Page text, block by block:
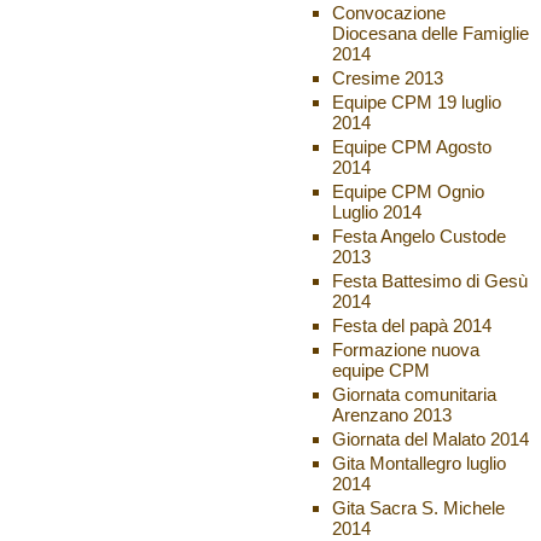
Convocazione
Diocesana delle Famiglie
2014
Cresime 2013
Equipe CPM 19 luglio
2014
Equipe CPM Agosto
2014
Equipe CPM Ognio
Luglio 2014
Festa Angelo Custode
2013
Festa Battesimo di Gesù
2014
Festa del papà 2014
Formazione nuova
equipe CPM
Giornata comunitaria
Arenzano 2013
Giornata del Malato 2014
Gita Montallegro luglio
2014
Gita Sacra S. Michele
2014